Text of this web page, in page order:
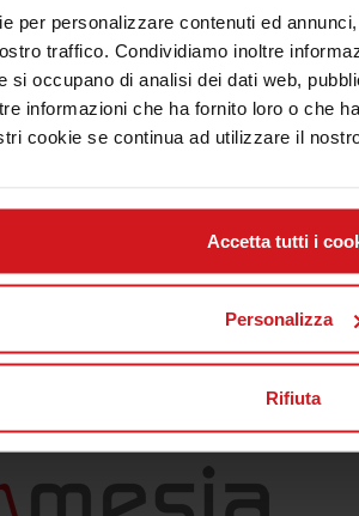
per personalizzare contenuti ed
traffico. Condividiamo inoltre
si occupano di analisi dei dati web,
informazioni che ha fornito loro o che
cookie se continua ad utilizzare il
Accetta tutti i
Personalizza
Rifiuta
la strategia digitale del tuo
brand?
CONTATTACI
Torna al Magazine »